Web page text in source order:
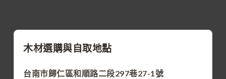
木材選購與自取地點
台南市歸仁區和順路二段297巷27-1號